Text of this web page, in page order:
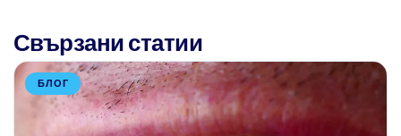
Свързани статии
БЛОГ